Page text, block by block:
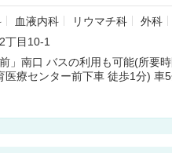
血液内科 リウマチ科
外科
外科 腎臓内科
皮膚科
ン科 放射線科 歯科
矯正
循環器内科 消化器内科 免疫
丁目10-1
」南口 バスの利用も可能(所要
医療センター前下車 徒歩1分) 車